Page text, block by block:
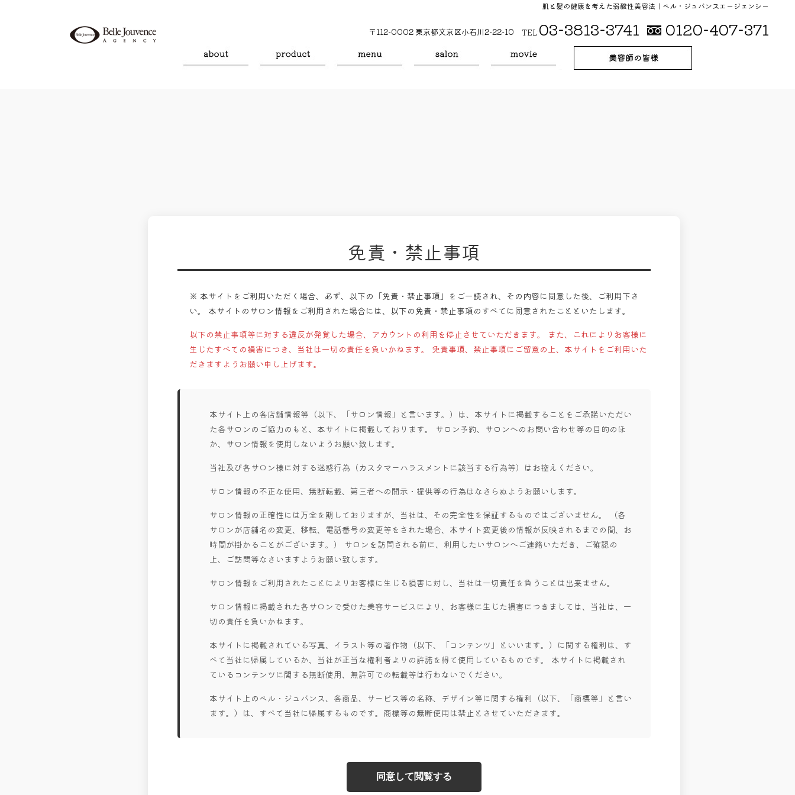
肌と髪の健康を考えた弱酸性美容法｜ベル・ジュバンスエージェンシー
〒112-0002 東京都文京区小石川2-22-10 TEL:03-3813-3741 0120-407-371
免責・禁止事項
※ 本サイトをご利用いただく場合、必ず、以下の「免責・禁止事項」をご一読され、その内容に同意した後、ご利用下さ
い。 本サイトのサロン情報をご利用された場合には、以下の免責・禁止事項のすべてに同意されたことといたします。
以下の禁止事項等に対する違反が発覚した場合、アカウントの利用を停止させていただきます。 また、これによりお客様に
生じたすべての損害につき、当社は一切の責任を負いかねます。 免責事項、禁止事項にご留意の上、本サイトをご利用いた
だきますようお願い申し上げます。
本サイト上の各店舗情報等（以下、「サロン情報」と言います。）は、本サイトに掲載することをご承諾いただい
た各サロンのご協力のもと、本サイトに掲載しております。 サロン予約、サロンへのお問い合わせ等の目的のほ
か、サロン情報を使用しないようお願い致します。
当社及び各サロン様に対する迷惑行為（カスタマーハラスメントに該当する行為等）はお控えください。
サロン情報の不正な使用、無断転載、第三者への開示・提供等の行為はなさらぬようお願いします。
サロン情報の正確性には万全を期しておりますが、当社は、その完全性を保証するものではございません。 （各
サロンが店舗名の変更、移転、電話番号の変更等をされた場合、本サイト変更後の情報が反映されるまでの間、お
時間が掛かることがございます。） サロンを訪問される前に、利用したいサロンへご連絡いただき、ご確認の
上、ご訪問等なさいますようお願い致します。
サロン情報をご利用されたことによりお客様に生じる損害に対し、当社は一切責任を負うことは出来ません。
サロン情報に掲載された各サロンで受けた美容サービスにより、お客様に生じた損害につきましては、当社は、一
切の責任を負いかねます。
本サイトに掲載されている写真、イラスト等の著作物（以下、「コンテンツ」といいます。）に関する権利は、す
べて当社に帰属しているか、当社が正当な権利者よりの許諾を得て使用しているものです。 本サイトに掲載され
ているコンテンツに関する無断使用、無許可での転載等は行わないでください。
本サイト上のベル・ジュバンス、各商品、サービス等の名称、デザイン等に関する権利（以下、「商標等」と言い
ます。）は、すべて当社に帰属するものです。商標等の無断使用は禁止とさせていただきます。
同意して閲覧する